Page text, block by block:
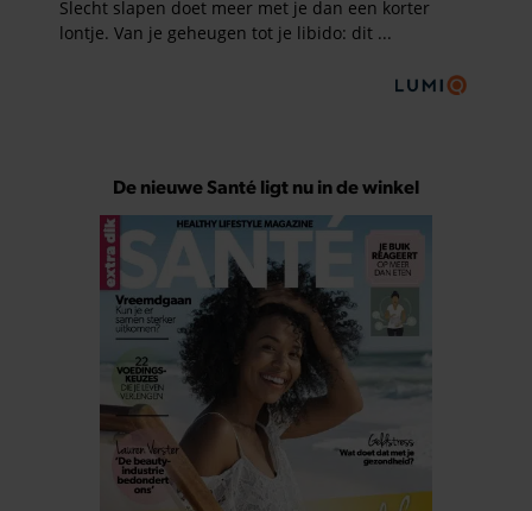
De nieuwe Santé ligt nu in de winkel